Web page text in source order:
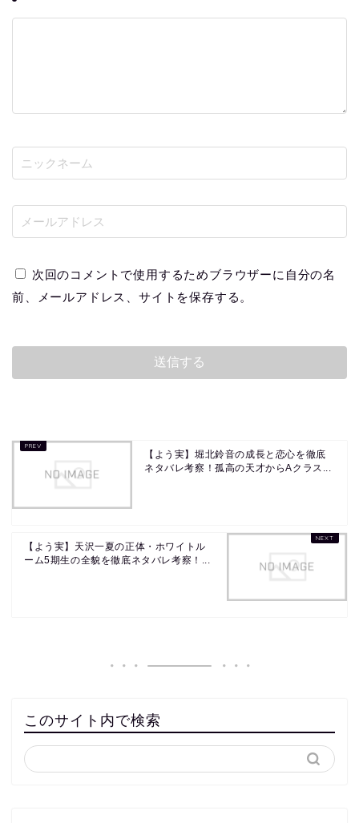
次回のコメントで使用するためブラウザーに自分の名
前、メールアドレス、サイトを保存する。
【よう実】堀北鈴音の成長と恋心を徹底
ネタバレ考察！孤高の天才からAクラス...
【よう実】天沢一夏の正体・ホワイトル
ーム5期生の全貌を徹底ネタバレ考察！...
このサイト内で検索